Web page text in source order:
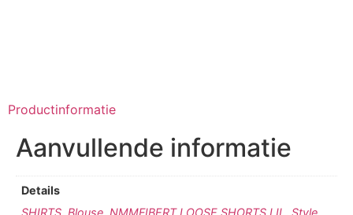
Productinformatie
Aanvullende informatie
Details
SHIRTS,Blouse,NMMFIBERT LOOSE SHORTS LIL ,Style